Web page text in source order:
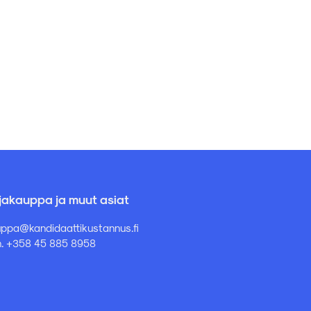
ja muut asiat
+358 45 885 8958